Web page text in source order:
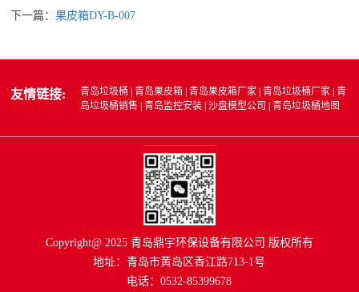
下一篇：果皮箱DY-B-007
友情链接: 青岛垃圾桶 |青岛果皮箱 |青岛果皮箱厂家 |青岛垃圾桶厂家 |青
岛垃圾桶销售 |青岛监控安装 |沙盘模型公司 |青岛垃圾桶地图
Copyright@ 2025 青岛鼎宇环保设备有限公司 版权所有
地址：青岛市黄岛区香江路713-1号
电话：0532-85399678